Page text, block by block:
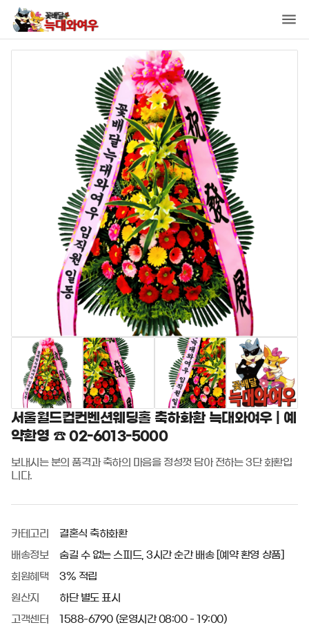
서울월드컵컨벤션웨딩홀 축하화환 늑대와여우 | 예
약환영 ☎ 02-6013-5000
보내시는 분의 품격과 축하의 마음을 정성껏 담아 전하는 3단 화환입
니다.
카테고리 결혼식 축하화환
배송정보 숨길 수 없는 스피드, 3시간 순간 배송 [예약 환영 상품]
회원혜택 3% 적립
원산지 하단 별도 표시
고객센터 1588-6790 (운영시간 08:00 - 19:00)